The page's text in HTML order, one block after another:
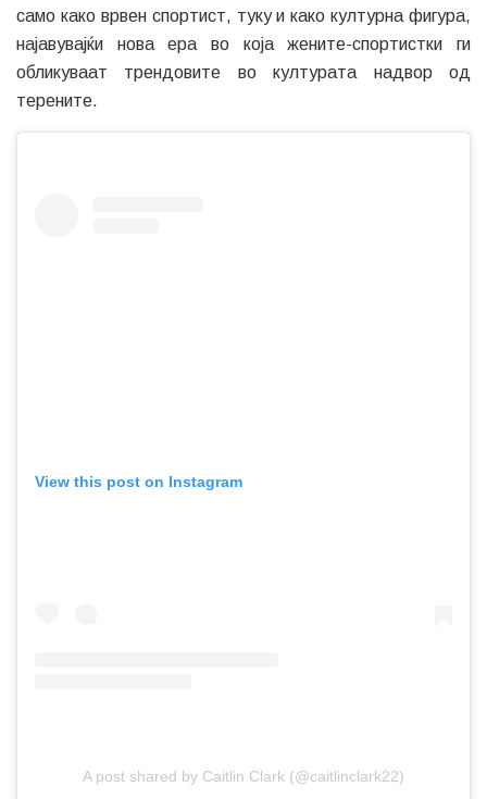
само како врвен спортист, туку и како културна фигура,
најавувајќи нова ера во која жените-спортистки ги
обликуваат трендовите во културата надвор од
терените.
View this post on Instagram
A post shared by Caitlin Clark (@caitlinclark22)